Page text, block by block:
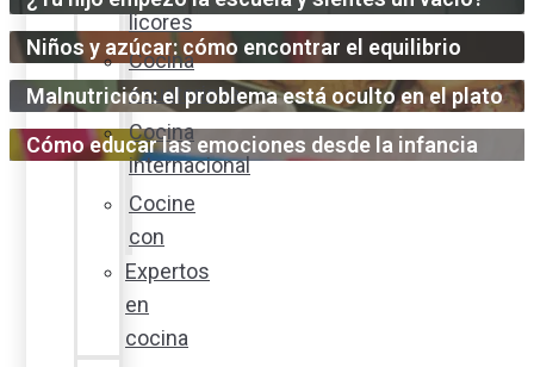
licores
Cocina
ecuatoriana
Cocina
internacional
Cocine
con
Expertos
en
cocina
Niños y azúcar: cómo encontrar el equilibrio
Malnutrición: el problema está oculto en el plato
Cómo educar las emociones desde la infancia